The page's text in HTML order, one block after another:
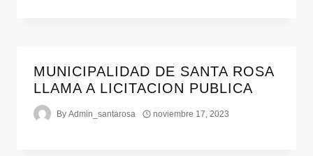
MUNICIPALIDAD DE SANTA ROSA
LLAMA A LICITACION PUBLICA
By Admin_santarosa noviembre 17, 2023